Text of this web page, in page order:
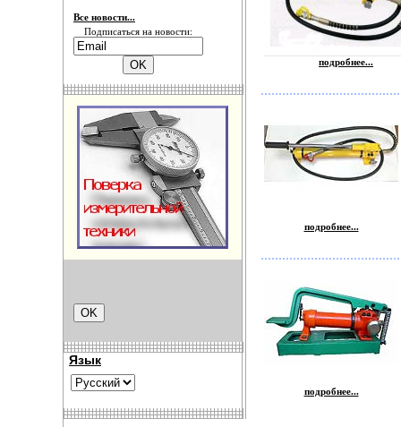
Все новости...
Подписаться на новости:
Язык
подробнее...
подробнее...
подробнее...